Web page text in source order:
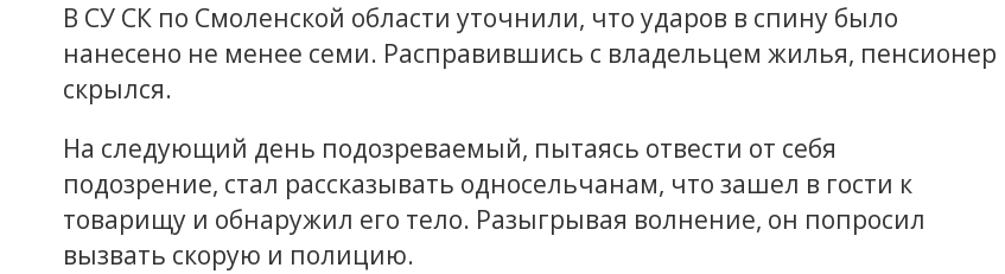
В СУ СК по Смоленской области уточнили, что ударов в спину было
нанесено не менее семи. Расправившись с владельцем жилья, пенсионер
скрылся.
На следующий день подозреваемый, пытаясь отвести от себя
подозрение, стал рассказывать односельчанам, что зашел в гости к
товарищу и обнаружил его тело. Разыгрывая волнение, он попросил
вызвать скорую и полицию.